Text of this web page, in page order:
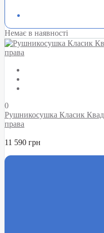
Немає в наявності
0
Рушникосушка Класик
права
11 590 грн